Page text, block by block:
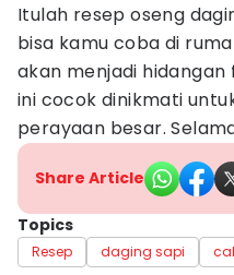
Itulah resep oseng
bisa kamu coba di
akan menjadi
ini cocok dinikmati
perayaan besar.
Share Article
Topics
Resep daging sapi